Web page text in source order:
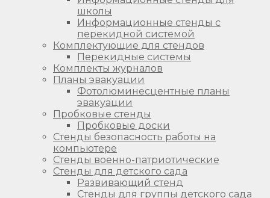
школы
Информационные стенды с
перекидной системой
Комплектующие для стендов
Перекидные системы
Комплекты журналов
Планы эвакуации
Фотолюминесцентные планы
эвакуации
Пробковые стенды
Пробковые доски
Стенды безопасность работы на
компьютере
Стенды военно-патриотические
Стенды для детского сада
Развивающий стенд
Стенды для группы детского сада